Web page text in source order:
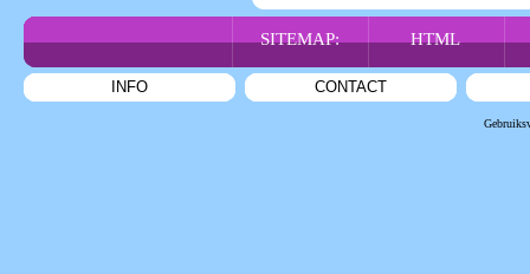
SITEMAP: HTML
INFO CONTACT